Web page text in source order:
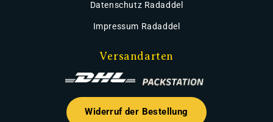
Datenschutz Radaddel
Impressum Radaddel
Versandarten
Widerruf der Bestellung